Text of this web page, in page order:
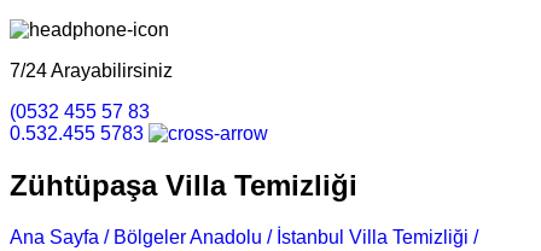
7/24 Arayabilirsiniz
(0532 455 57 83
0.532.455 5783
Zühtüpaşa Villa Temizliği
Ana Sayfa / Bölgeler Anadolu / İstanbul Villa Temizliği /